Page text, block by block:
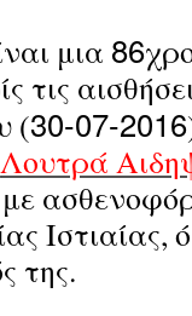
μια 86
(30-07-2016
Λουτρά
Ιστιαίας,
της.